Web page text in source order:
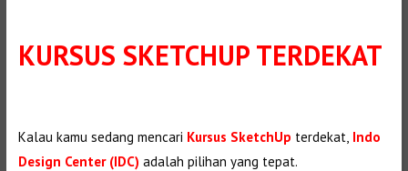
KURSUS SKETCHUP TERDEKAT
Kalau kamu sedang mencari Kursus SketchUp terdekat, Indo
Design Center (IDC) adalah pilihan yang tepat.